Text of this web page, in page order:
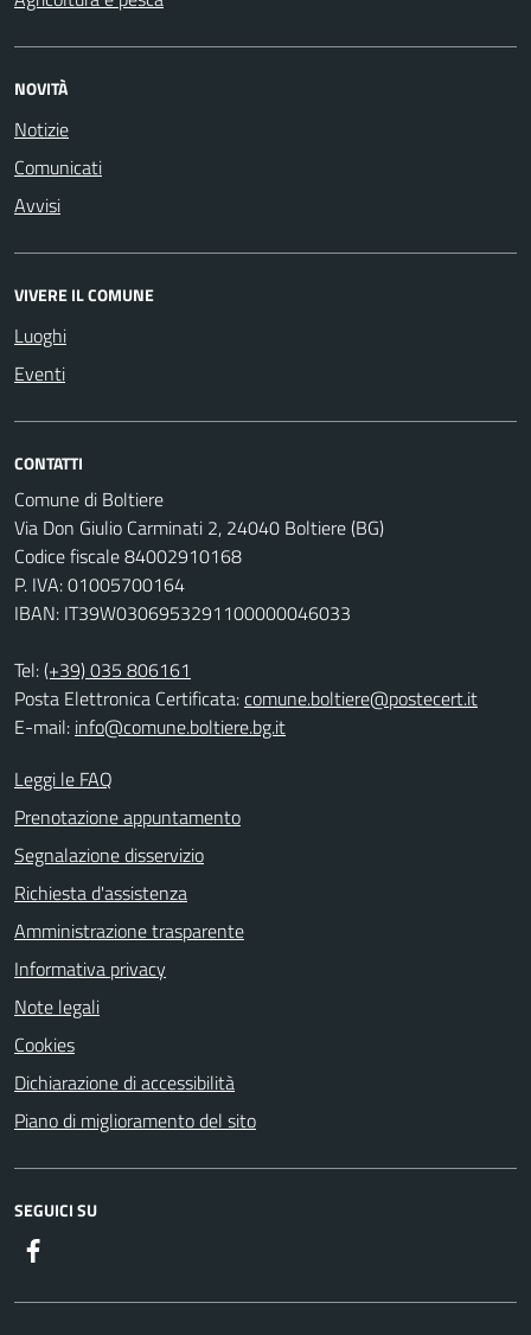
NOVITÀ
Notizie
Comunicati
Avvisi
VIVERE IL COMUNE
Luoghi
Eventi
CONTATTI
Comune di Boltiere
Via Don Giulio Carminati 2, 24040 Boltiere (BG)
Codice fiscale 84002910168
P. IVA: 01005700164
IBAN: IT39W0306953291100000046033
Tel:(+39) 035 806161
Posta Elettronica Certificata:comune.boltiere@postecert.it
E-mail: info@comune.boltiere.bg.it
Leggi le FAQ
Prenotazione appuntamento
Segnalazione disservizio
Richiesta d'assistenza
Amministrazione trasparente
Informativa privacy
Note legali
Cookies
Dichiarazione di accessibilità
Piano di miglioramento del sito
SEGUICI SU